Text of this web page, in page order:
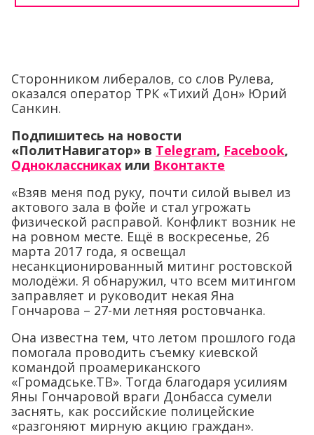
Сторонником либералов, со слов Рулева,
оказался оператор ТРК «Тихий Дон» Юрий
Санкин.
Подпишитесь на новости
«ПолитНавигатор» в Telegram, Facebook,
Одноклассниках или Вконтакте
«Взяв меня под руку, почти силой вывел из
актового зала в фойе и стал угрожать
физической расправой. Конфликт возник не
на ровном месте. Ещё в воскресенье, 26
марта 2017 года, я освещал
несанкционированный митинг ростовской
молодёжи. Я обнаружил, что всем митингом
заправляет и руководит некая Яна
Гончарова – 27-ми летняя ростовчанка.
Она известна тем, что летом прошлого года
помогала проводить съемку киевской
командой проамериканского
«Громадське.ТВ». Тогда благодаря усилиям
Яны Гончаровой враги Донбасса сумели
заснять, как российские полицейские
«разгоняют мирную акцию граждан».